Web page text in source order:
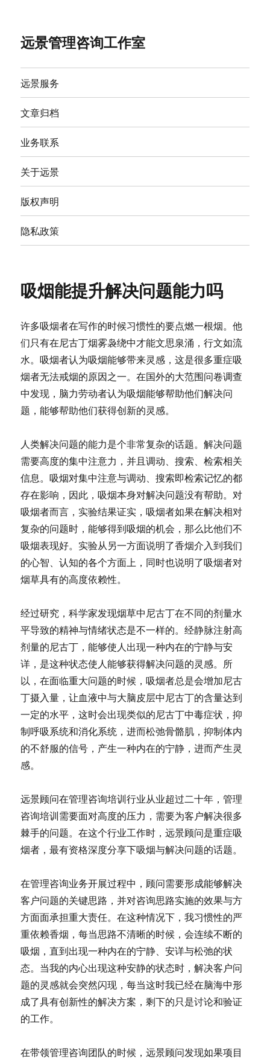
远景管理咨询工作室
远景服务
文章归档
业务联系
关于远景
版权声明
隐私政策
吸烟能提升解决问题能力吗
许多吸烟者在写作的时候习惯性的要点燃一根烟。他
们只有在尼古丁烟雾袅绕中才能文思泉涌，行文如流
水。吸烟者认为吸烟能够带来灵感，这是很多重症吸
烟者无法戒烟的原因之一。在国外的大范围问卷调查
中发现，脑力劳动者认为吸烟能够帮助他们解决问
题，能够帮助他们获得创新的灵感。
人类解决问题的能力是个非常复杂的话题。解决问题
需要高度的集中注意力，并且调动、搜索、检索相关
信息。吸烟对集中注意与调动、搜索即检索记忆的都
存在影响，因此，吸烟本身对解决问题没有帮助。对
吸烟者而言，实验结果证实，吸烟者如果在解决相对
复杂的问题时，能够得到吸烟的机会，那么比他们不
吸烟表现好。实验从另一方面说明了香烟介入到我们
的心智、认知的各个方面上，同时也说明了吸烟者对
烟草具有的高度依赖性。
经过研究，科学家发现烟草中尼古丁在不同的剂量水
平导致的精神与情绪状态是不一样的。经静脉注射高
剂量的尼古丁，能够使人出现一种内在的宁静与安
详，是这种状态使人能够获得解决问题的灵感。所
以，在面临重大问题的时候，吸烟者总是会增加尼古
丁摄入量，让血液中与大脑皮层中尼古丁的含量达到
一定的水平，这时会出现类似的尼古丁中毒症状，抑
制呼吸系统和消化系统，进而松弛骨骼肌，抑制体内
的不舒服的信号，产生一种内在的宁静，进而产生灵
感。
远景顾问在管理咨询培训行业从业超过二十年，管理
咨询培训需要面对高度的压力，需要为客户解决很多
棘手的问题。在这个行业工作时，远景顾问是重症吸
烟者，最有资格深度分享下吸烟与解决问题的话题。
在管理咨询业务开展过程中，顾问需要形成能够解决
客户问题的关键思路，并对咨询思路实施的效果与方
方面面承担重大责任。在这种情况下，我习惯性的严
重依赖香烟，每当思路不清晰的时候，会连续不断的
吸烟，直到出现一种内在的宁静、安详与松弛的状
态。当我的内心出现这种安静的状态时，解决客户问
题的灵感就会突然闪现，每当这时我已经在脑海中形
成了具有创新性的解决方案，剩下的只是讨论和验证
的工作。
在带领管理咨询团队的时候，远景顾问发现如果项目